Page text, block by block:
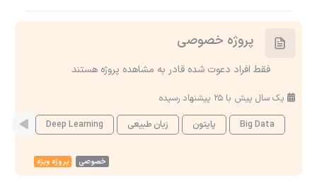
پروژه خصوصی
فقط افراد دعوت شده قادر به مشاهده پروژه هستند
یک سال پیش با 25 پیشنهاد رسیده
Big Data
پایتون زبان طبیعی Deep Learning
GIT
خصوصی پروژه ویژه